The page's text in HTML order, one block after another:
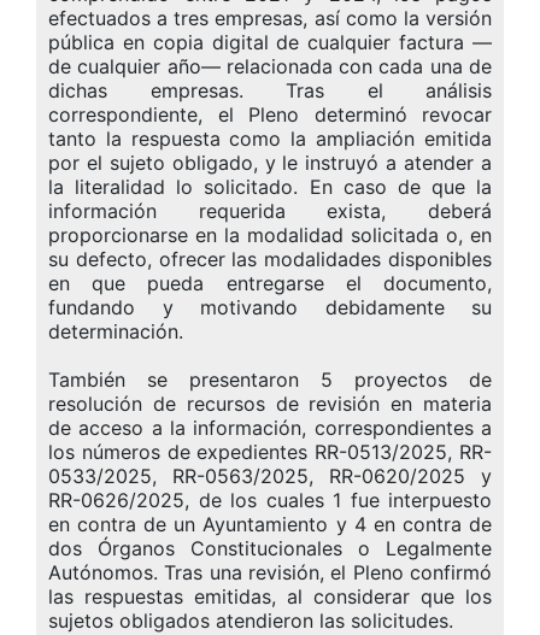
efectuados a tres empresas, así como la versión
pública en copia digital de cualquier factura —
de cualquier año— relacionada con cada una de
dichas empresas. Tras el análisis
correspondiente, el Pleno determinó revocar
tanto la respuesta como la ampliación emitida
por el sujeto obligado, y le instruyó a atender a
la literalidad lo solicitado. En caso de que la
información requerida exista, deberá
proporcionarse en la modalidad solicitada o, en
su defecto, ofrecer las modalidades disponibles
en que pueda entregarse el documento,
fundando y motivando debidamente su
determinación.
También se presentaron 5 proyectos de
resolución de recursos de revisión en materia
de acceso a la información, correspondientes a
los números de expedientes RR-0513/2025, RR-
0533/2025, RR-0563/2025, RR-0620/2025 y
RR-0626/2025, de los cuales 1 fue interpuesto
en contra de un Ayuntamiento y 4 en contra de
dos Órganos Constitucionales o Legalmente
Autónomos. Tras una revisión, el Pleno confirmó
las respuestas emitidas, al considerar que los
sujetos obligados atendieron las solicitudes.